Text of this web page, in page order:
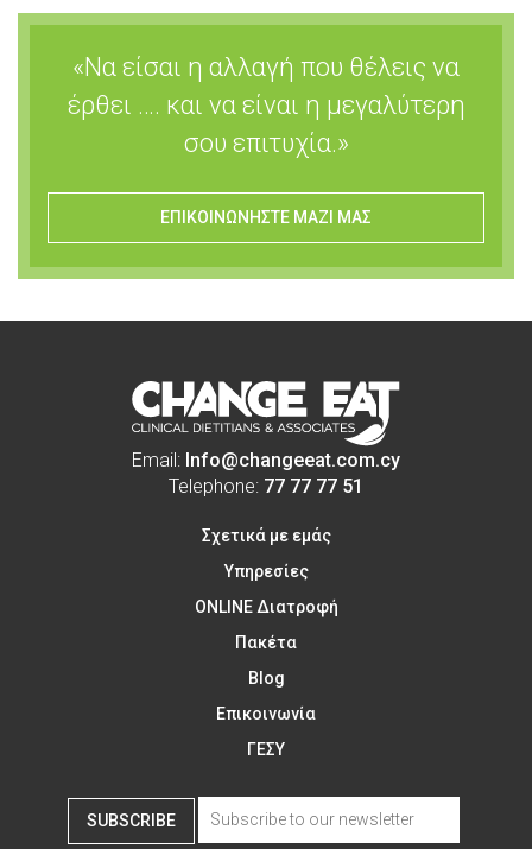
«Να είσαι η αλλαγή που θέλεις να
έρθει …. και να είναι η μεγαλύτερη
σου επιτυχία.»
ΕΠΙΚΟΙΝΩΝΗΣΤΕ ΜΑΖΙ ΜΑΣ
Email: Info@changeeat.com.cy
Telephone: 77 77 77 51
Σχετικά με εμάς
Υπηρεσίες
ONLINE Διατροφή
Πακέτα
Blog
Επικοινωνία
ΓΕΣΥ
SUBSCRIBE